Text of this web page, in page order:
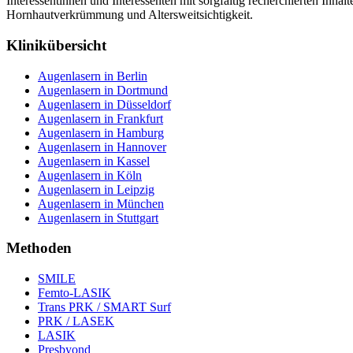
Hornhautverkrümmung und Altersweitsichtigkeit.
Klinikübersicht
Augenlasern in Berlin
Augenlasern in Dortmund
Augenlasern in Düsseldorf
Augenlasern in Frankfurt
Augenlasern in Hamburg
Augenlasern in Hannover
Augenlasern in Kassel
Augenlasern in Köln
Augenlasern in Leipzig
Augenlasern in München
Augenlasern in Stuttgart
Methoden
SMILE
Femto-LASIK
Trans PRK / SMART Surf
PRK / LASEK
LASIK
Presbyond